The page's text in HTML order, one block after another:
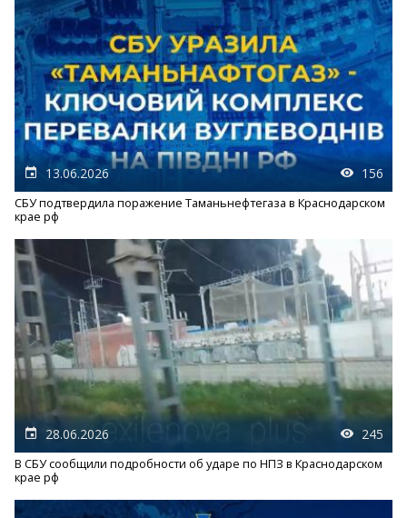
13.06.2026 156
СБУ подтвердила поражение Таманьнефтегаза в Краснодарском
крае рф
28.06.2026 245
В СБУ сообщили подробности об ударе по НПЗ в Краснодарском
крае рф